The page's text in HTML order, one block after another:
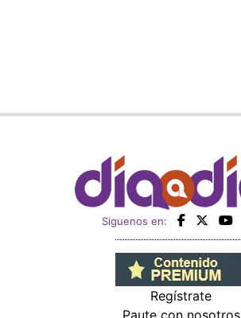
Siguenos en:
Regístrate
Paute con nosotros